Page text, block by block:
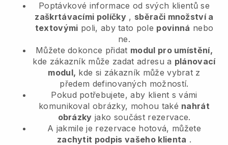
Poptávkové informace od svých klientů se
zaškrtávacími políčky , sběrači množství a
textovými poli, aby tato pole povinná nebo
ne.
Můžete dokonce přidat modul pro umístění,
kde zákazník může zadat adresu a plánovací
modul, kde si zákazník může vybrat z
předem definovaných možností.
Pokud potřebujete, aby klient s vámi
komunikoval obrázky, mohou také nahrát
obrázky jako součást rezervace.
A jakmile je rezervace hotová, můžete
zachytit podpis vašeho klienta .